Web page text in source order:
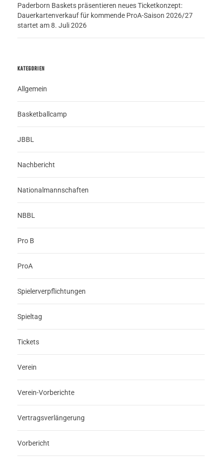
Paderborn Baskets präsentieren neues Ticketkonzept:
Dauerkartenverkauf für kommende ProA-Saison 2026/27
startet am 8. Juli 2026
KATEGORIEN
Allgemein
Basketballcamp
JBBL
Nachbericht
Nationalmannschaften
NBBL
Pro B
ProA
Spielerverpflichtungen
Spieltag
Tickets
Verein
Verein-Vorberichte
Vertragsverlängerung
Vorbericht